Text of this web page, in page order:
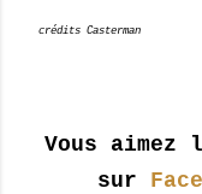
crédits Casterman
Vous aimez
sur